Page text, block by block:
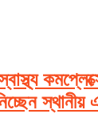
স্থানীয়